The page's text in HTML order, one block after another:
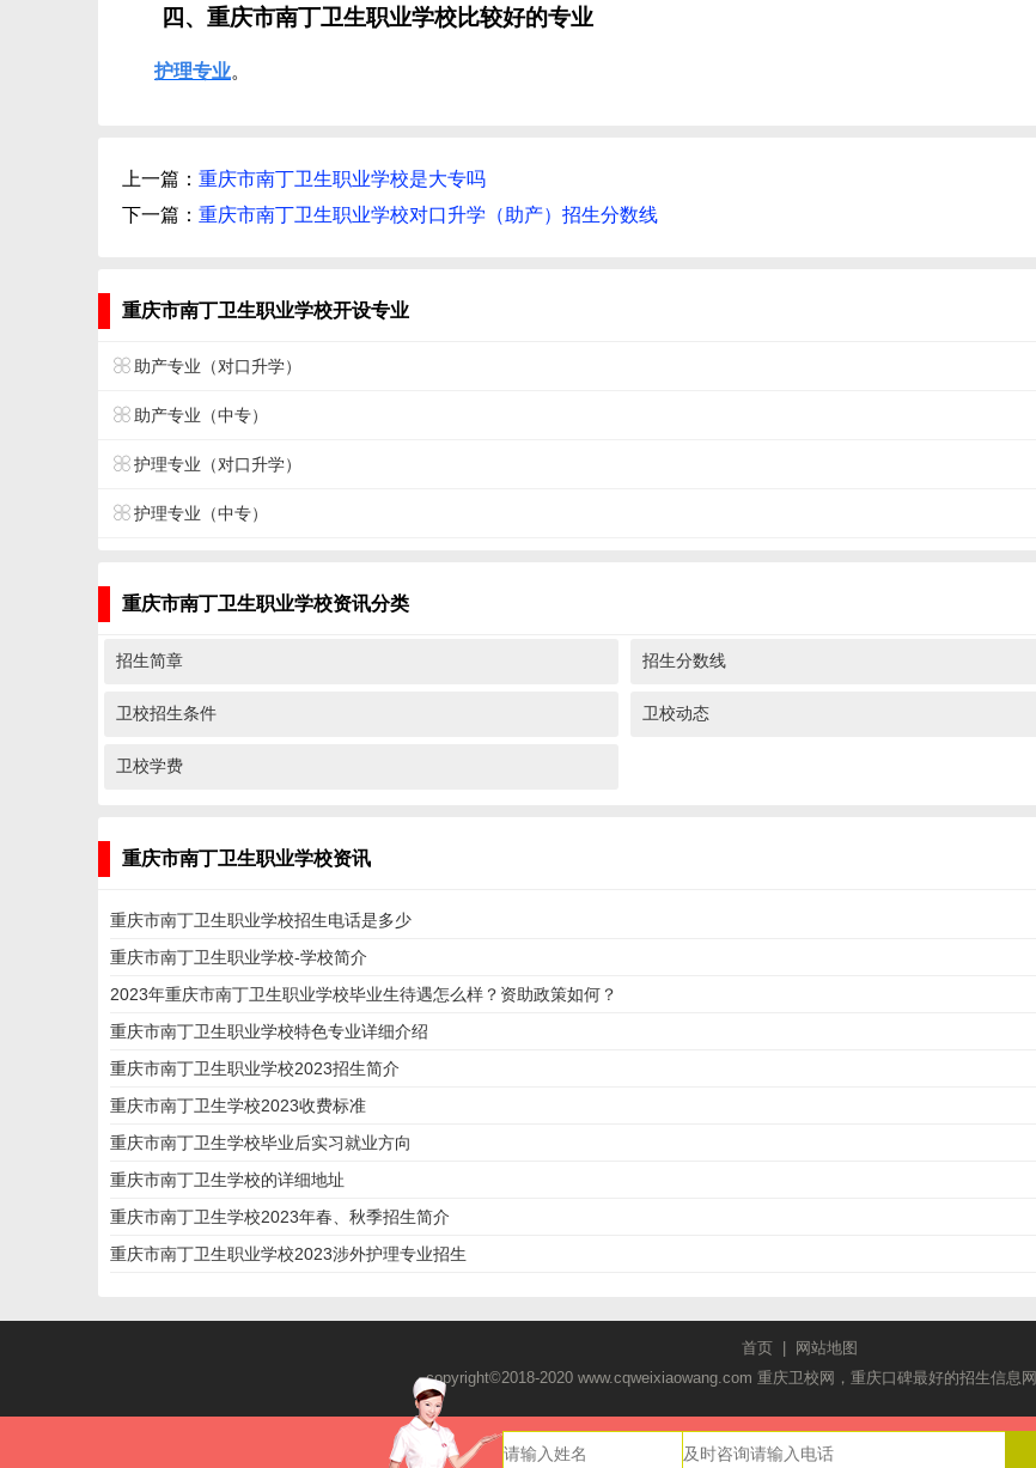
四、重庆市南丁卫生职业学校比较好的专业
护理专业。
上一篇： 重庆市南丁卫生职业学校是大专吗
下一篇： 重庆市南丁卫生职业学校对口升学（助产）招生分数线
重庆市南丁卫生职业学校开设专业
助产专业（对口升学）
助产专业（中专）
护理专业（对口升学）
护理专业（中专）
重庆市南丁卫生职业学校资讯分类
招生简章 招生分数线
卫校招生条件 卫校动态
卫校学费
重庆市南丁卫生职业学校资讯
重庆市南丁卫生职业学校招生电话是多少
重庆市南丁卫生职业学校-学校简介
2023年重庆市南丁卫生职业学校毕业生待遇怎么样？资助政策如何？
重庆市南丁卫生职业学校特色专业详细介绍
重庆市南丁卫生职业学校2023招生简介
重庆市南丁卫生学校2023收费标准
重庆市南丁卫生学校毕业后实习就业方向
重庆市南丁卫生学校的详细地址
重庆市南丁卫生学校2023年春、秋季招生简介
重庆市南丁卫生职业学校2023涉外护理专业招生
首页|
网站地图
copyright©2018-2020 www.cqweixiaowang.com 重庆卫校网，重庆口碑最好的招生信息网